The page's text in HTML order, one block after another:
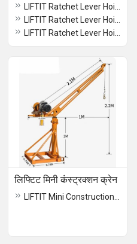
लिफ्टिट मिनी कंस्ट्रक्शन क्रेन